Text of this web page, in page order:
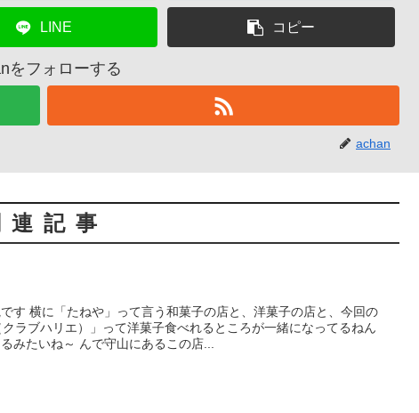
LINE コピー
をフォローする
achan
連記事
す 横に「たねや」って言う和菓子の店と、洋菓子の店と、今回の
ラブハリエ）」って洋菓子食べれるところが一緒になってるねん
みたいね～ んで守山にあるこの店...